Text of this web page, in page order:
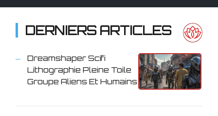
DERNIERS ARTICLES
Dreamshaper Scifi
Lithographie Pleine Toile
Groupe Aliens Et Humains